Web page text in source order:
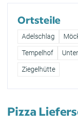
Ortsteile
Adelschlag
Tempelhof
Ziegelhütte
Pizza